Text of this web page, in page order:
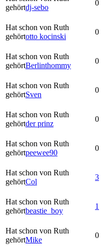
gehörtdj-sebo
0
Hat schon von Ruth
gehörtotto kocinski
0
Hat schon von Ruth
gehörtBerlinthommy
0
Hat schon von Ruth
gehörtSven
0
Hat schon von Ruth
gehörtder prinz
0
Hat schon von Ruth
gehörtpeewee90
0
Hat schon von Ruth
gehörtCol
3
Hat schon von Ruth
gehörtbeastie_boy
1
Hat schon von Ruth
gehörtMike
0